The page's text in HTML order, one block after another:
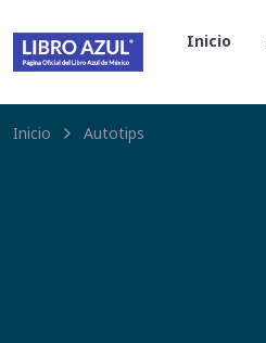
Inicio
Inicio Autotips